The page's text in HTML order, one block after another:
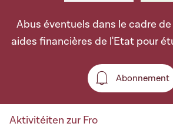
Abus éventuels dans le cadre
aides financières de l'Etat pour
Abonnement
Aktivitéiten zur Fro